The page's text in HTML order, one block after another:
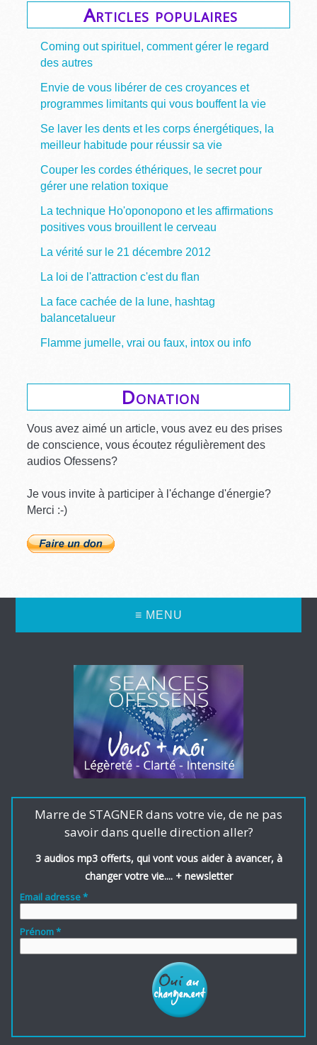
Articles populaires
Coming out spirituel, comment gérer le regard
des autres
Envie de vous libérer de ces croyances et
programmes limitants qui vous bouffent la vie
Se laver les dents et les corps énergétiques, la
meilleur habitude pour réussir sa vie
Couper les cordes éthériques, le secret pour
gérer une relation toxique
La technique Ho'oponopono et les affirmations
positives vous brouillent le cerveau
La vérité sur le 21 décembre 2012
La loi de l'attraction c'est du flan
La face cachée de la lune, hashtag
balancetalueur
Flamme jumelle, vrai ou faux, intox ou info
Donation
Vous avez aimé un article, vous avez eu des prises
de conscience, vous écoutez régulièrement des
audios Ofessens?
Je vous invite à participer à l'échange d'énergie?
Merci :-)
≡ MENU
Marre de STAGNER dans votre vie, de ne pas
savoir dans quelle direction aller?
3 audios mp3 offerts, qui vont vous aider à avancer, à
changer votre vie.... + newsletter
Email adresse *
Prénom *